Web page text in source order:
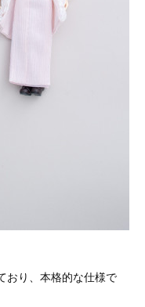
おり、本格的な仕様で